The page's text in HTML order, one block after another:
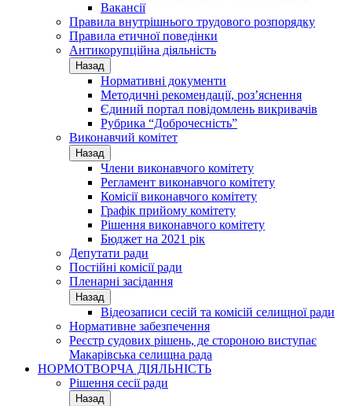
Вакансії
Правила внутрішнього трудового розпорядку
Правила етичної поведінки
Антикорупційна діяльність
Назад
Нормативні документи
Методичні рекомендації, роз’яснення
Єдиний портал повідомлень викривачів
Рубрика “Доброчесність”
Виконавчий комітет
Назад
Члени виконавчого комітету
Регламент виконавчого комітету
Комісії виконавчого комітету
Графік прийому комітету
Рішення виконавчого комітету
Бюджет на 2021 рік
Депутати ради
Постійні комісії ради
Пленарні засідання
Назад
Відеозаписи сесій та комісій селищної ради
Нормативне забезпечення
Реєстр судових рішень, де стороною виступає
Макарівська селищна рада
НОРМОТВОРЧА ДІЯЛЬНІСТЬ
Рішення сесії ради
Назад